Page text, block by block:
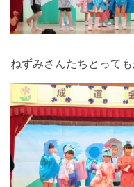
ねずみさんたちとって